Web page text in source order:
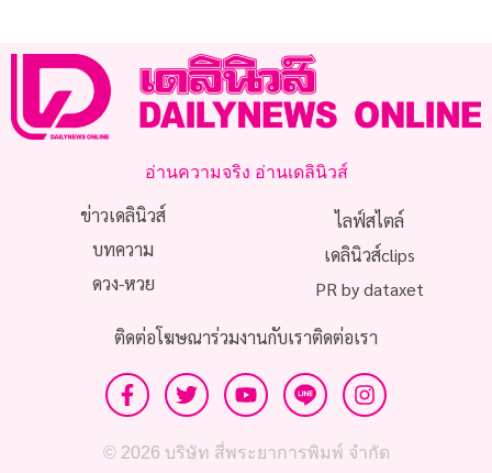
อ่านความจริง อ่านเดลินิวส์
ข่าวเดลินิวส์
บทความ
ดวง-หวย
ไลฟ์สไตล์
เดลินิวส์clips
PR by dataxet
ติดต่อโฆษณาร่วมงานกับเราติดต่อเรา
© 2026 บริษัท สี่พระยาการพิมพ์ จำกัด